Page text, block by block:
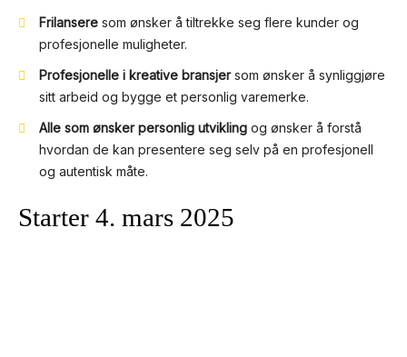
Frilanseresom ønsker å tiltrekke seg flere kunder og
profesjonelle muligheter.
Profesjonelle i kreative bransjersom ønsker å synliggjøre
sitt arbeid og bygge et personlig varemerke.
Alle som ønsker personlig utviklingog ønsker å forstå
hvordan de kan presentere seg selv på en profesjonell
og autentisk måte.
Starter 4. mars 2025